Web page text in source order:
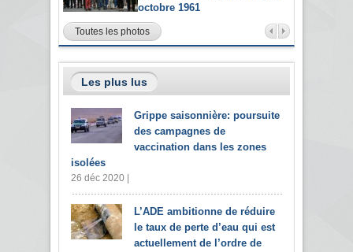
octobre 1961
Toutes les photos
Les plus lus
Grippe saisonnière: poursuite
des campagnes de
vaccination dans les zones
isolées
26 déc 2020 |
L’ADE ambitionne de réduire
le taux de perte d’eau qui est
actuellement de l’ordre de